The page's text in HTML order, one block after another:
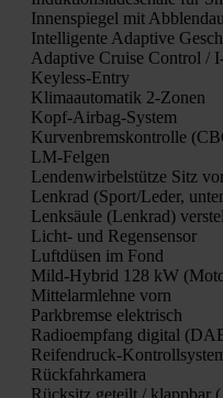
Innen­spie­gel mit
Intel­li­gen­te Adap­ti­ve
Adap­ti­ve Crui­se Con­trol /
Keyl­ess-Ent­ry
Kli­ma­au­to­ma­tik 2‑Zonen
Kopf-Air­bag-Sys­tem
Kur­ven­brems­kon­trol­le
LM-Fel­gen
Len­den­wir­bel­stüt­ze Sitz
Lenk­rad (Sport/Leder,
Lenk­säu­le (Lenk­rad)
Licht- und Regen­sen­sor
Luft­dü­sen im Fond
Mild-Hybrid 128 kW
Mit­tel­arm­leh­ne vorn
Park­brem­se elek­trisch
Radio­emp­fang digi­tal
Rei­fen­druck-
Rück­fahr­ka­me­ra